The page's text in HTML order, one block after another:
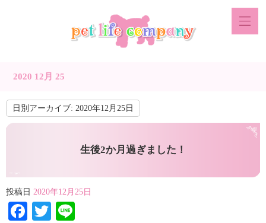
2020 12月 25
日別アーカイブ: 2020年12月25日
生後2か月過ぎました！
投稿日 2020年12月25日
Facebook
Twitter